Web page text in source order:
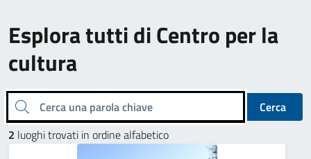
Esplora tutti di Centro per la
cultura
Cerca una parola chiave
Cerca
2 luoghi trovati in ordine alfabetico